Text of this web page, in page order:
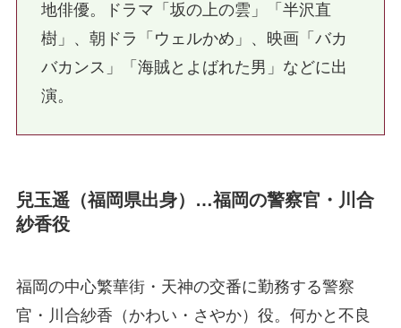
地俳優。ドラマ「坂の上の雲」「半沢直
樹」、朝ドラ「ウェルかめ」、映画「バカ
バカンス」「海賊とよばれた男」などに出
演。
兒玉遥（福岡県出身）…福岡の警察官・川合
紗香役
福岡の中心繁華街・天神の交番に勤務する警察
官・川合紗香（かわい・さやか）役。何かと不良